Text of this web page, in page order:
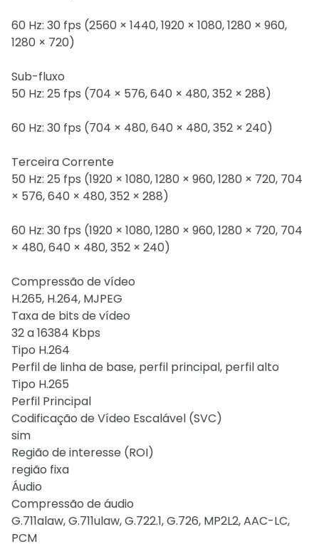
60 Hz: 30 fps (2560 × 1440, 1920 × 1080, 1280 × 960,
1280 × 720)
Sub-fluxo
50 Hz: 25 fps (704 × 576, 640 × 480, 352 × 288)
60 Hz: 30 fps (704 × 480, 640 × 480, 352 × 240)
Terceira Corrente
50 Hz: 25 fps (1920 × 1080, 1280 × 960, 1280 × 720, 704
× 576, 640 × 480, 352 × 288)
60 Hz: 30 fps (1920 × 1080, 1280 × 960, 1280 × 720, 704
× 480, 640 × 480, 352 × 240)
Compressão de vídeo
H.265, H.264, MJPEG
Taxa de bits de vídeo
32 a 16384 Kbps
Tipo H.264
Perfil de linha de base, perfil principal, perfil alto
Tipo H.265
Perfil Principal
Codificação de Vídeo Escalável (SVC)
sim
Região de interesse (ROI)
região fixa
Áudio
Compressão de áudio
G.711alaw, G.711ulaw, G.722.1, G.726, MP2L2, AAC-LC,
PCM